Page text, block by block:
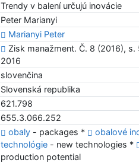
Trendy v balení určujú inovácie
Peter Marianyi
Marianyi Peter
Zisk manažment. Č. 8 (2016),
2016
slovenčina
Slovenská republika
621.798
655.3.066.252
obaly - packages * obalové
technológie - new technologies *
production potential